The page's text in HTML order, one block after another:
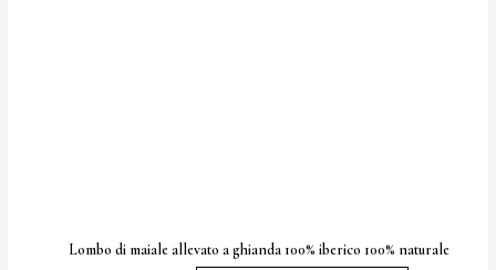
Lombo di maiale allevato a ghianda 100% iberico 100% naturale